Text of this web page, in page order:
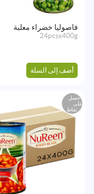
فاصوليا خضراء معلبة
24pcsx400g
أضف إلى السلة
احصل
على
نقاط